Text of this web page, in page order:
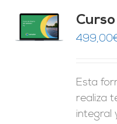
499,00
Esta
realiza
integral